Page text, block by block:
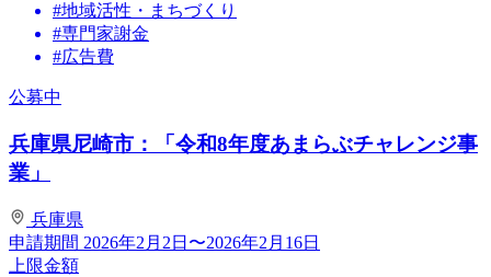
#地域活性・まちづくり
#専門家謝金
#広告費
公募中
兵庫県尼崎市：「令和8年度あまらぶチャレンジ事
業」
兵庫県
申請期間 2026年2月2日〜2026年2月16日
上限金額